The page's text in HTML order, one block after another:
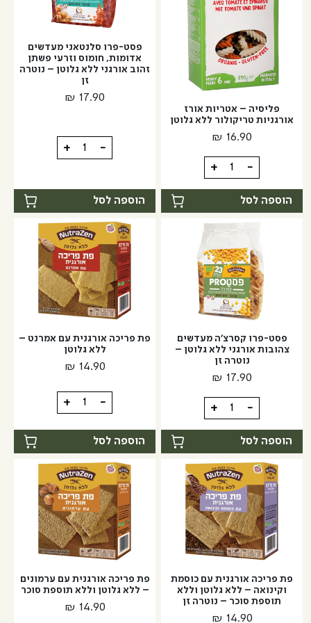
בצורת
בצורת
אטריות
פליסיה – אטריות אורז
אורגניות טריקולור ללא גלוטן
₪ 16.90
-
כמות
של
פליסיה
-
אטריות
אורז
אורגניות
טריקולור
ללא
גלוטן
+
הוספה לסל
פסט-פרו סלנטאני מעדשים
אדומות, חומוס וזרעי פשתן
זהוב אורגני ללא גלוטן – נוטרה
זן
₪ 17.90
-
כמות
של
סלנטאני
מעדשים
אדומות,
חומוס
וזרעי
פשתן
זהוב
אורגני
גלוטן
זן
+
הוספה לסל
פסט-פרו קסרצ'ה מעדשים
צהובות אורגני ללא גלוטן –
נוטרה זן
₪ 17.90
-
כמות
של
פסט-פרו
קסרצ'ה
מעדשים
צהובות
אורגני
ללא
גלוטן
-
זן
+
הוספה לסל
פת פריכה אורגנית עם אמרנט –
ללא גלוטן
₪ 14.90
-
כמות
של
פת
אורגנית
עם
אמרנט
–
ללא
גלוטן
+
הוספה לסל
פת פריכה אורגנית עם כוסמת
וקינואה – ללא גלוטן וללא
תוספת סוכר – נוטרה זן
₪ 14.90
פת פריכה אורגנית עם ערמונים
– ללא גלוטן וללא תוספת סוכר
₪ 14.90